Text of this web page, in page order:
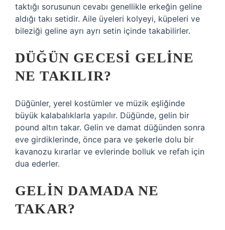
taktığı sorusunun cevabı genellikle erkeğin geline
aldığı takı setidir. Aile üyeleri kolyeyi, küpeleri ve
bileziği geline ayrı ayrı setin içinde takabilirler.
DÜĞÜN GECESI GELINE
NE TAKILIR?
Düğünler, yerel kostümler ve müzik eşliğinde
büyük kalabalıklarla yapılır. Düğünde, gelin bir
pound altın takar. Gelin ve damat düğünden sonra
eve girdiklerinde, önce para ve şekerle dolu bir
kavanozu kırarlar ve evlerinde bolluk ve refah için
dua ederler.
GELIN DAMADA NE
TAKAR?